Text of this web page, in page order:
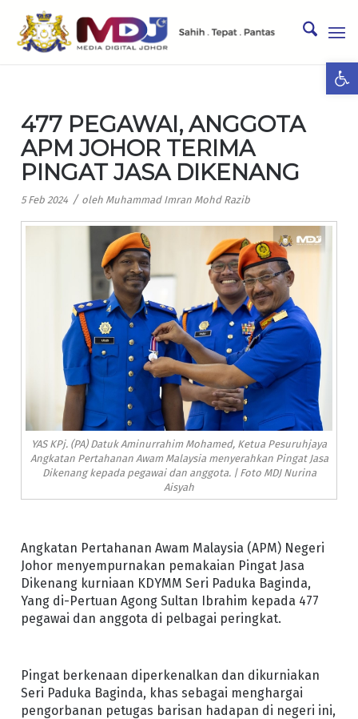
477 PEGAWAI, ANGGOTA
APM JOHOR TERIMA
PINGAT JASA DIKENANG
5 Feb 2024 / oleh Muhammad Imran Mohd Razib
YAS KPj. (PA) Datuk Aminurrahim Mohamed, Ketua Pesuruhjaya
Angkatan Pertahanan Awam Malaysia menyerahkan Pingat Jasa
Dikenang kepada pegawai dan anggota. | Foto MDJ Nurina
Aisyah
Angkatan Pertahanan Awam Malaysia (APM) Negeri
Johor menyempurnakan pemakaian Pingat Jasa
Dikenang kurniaan KDYMM Seri Paduka Baginda,
Yang di-Pertuan Agong Sultan Ibrahim kepada 477
pegawai dan anggota di pelbagai peringkat.
Pingat berkenaan diperkenalkan dan dikurniakan
Seri Paduka Baginda, khas sebagai menghargai
pengorbanan petugas barisan hadapan di negeri ini,